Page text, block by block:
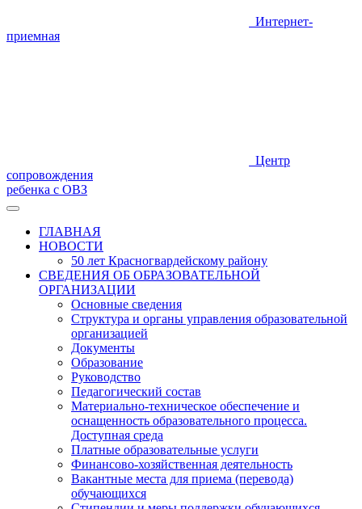
Интернет-
приемная
Центр
сопровождения
ребенка с ОВЗ
ГЛАВНАЯ
НОВОСТИ
50 лет Красногвардейскому району
СВЕДЕНИЯ ОБ ОБРАЗОВАТЕЛЬНОЙ
ОРГАНИЗАЦИИ
Основные сведения
Структура и органы управления образовательной
организацией
Документы
Образование
Руководство
Педагогический состав
Материально-техническое обеспечение и
оснащенность образовательного процесса.
Доступная среда
Платные образовательные услуги
Финансово-хозяйственная деятельность
Вакантные места для приема (перевода)
обучающихся